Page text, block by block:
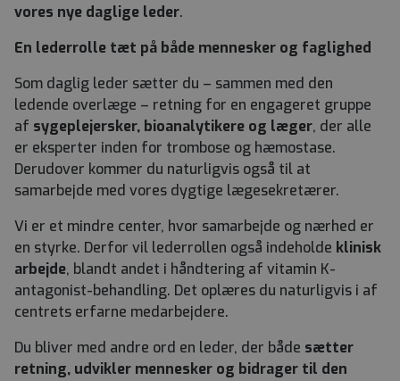
vores nye daglige leder.
En lederrolle tæt på både mennesker og faglighed
Som daglig leder sætter du – sammen med den
ledende overlæge – retning for en engageret gruppe
af sygeplejersker, bioanalytikere og læger, der alle
er eksperter inden for trombose og hæmostase.
Derudover kommer du naturligvis også til at
samarbejde med vores dygtige lægesekretærer.
Vi er et mindre center, hvor samarbejde og nærhed er
en styrke. Derfor vil lederrollen også indeholde klinisk
arbejde, blandt andet i håndtering af vitamin K-
antagonist-behandling. Det oplæres du naturligvis i af
centrets erfarne medarbejdere.
Du bliver med andre ord en leder, der både sætter
retning, udvikler mennesker og bidrager til den